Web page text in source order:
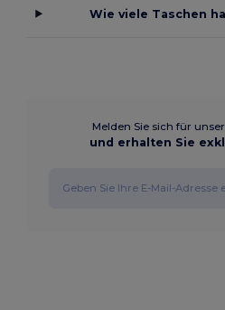
Wie viele Taschen
Melden Sie sich für
und erhalten Sie